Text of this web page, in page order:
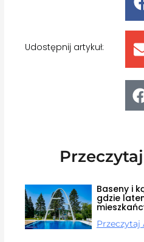
Udostępnij artykuł:
Baseny i
gdzie
Przeczytaj